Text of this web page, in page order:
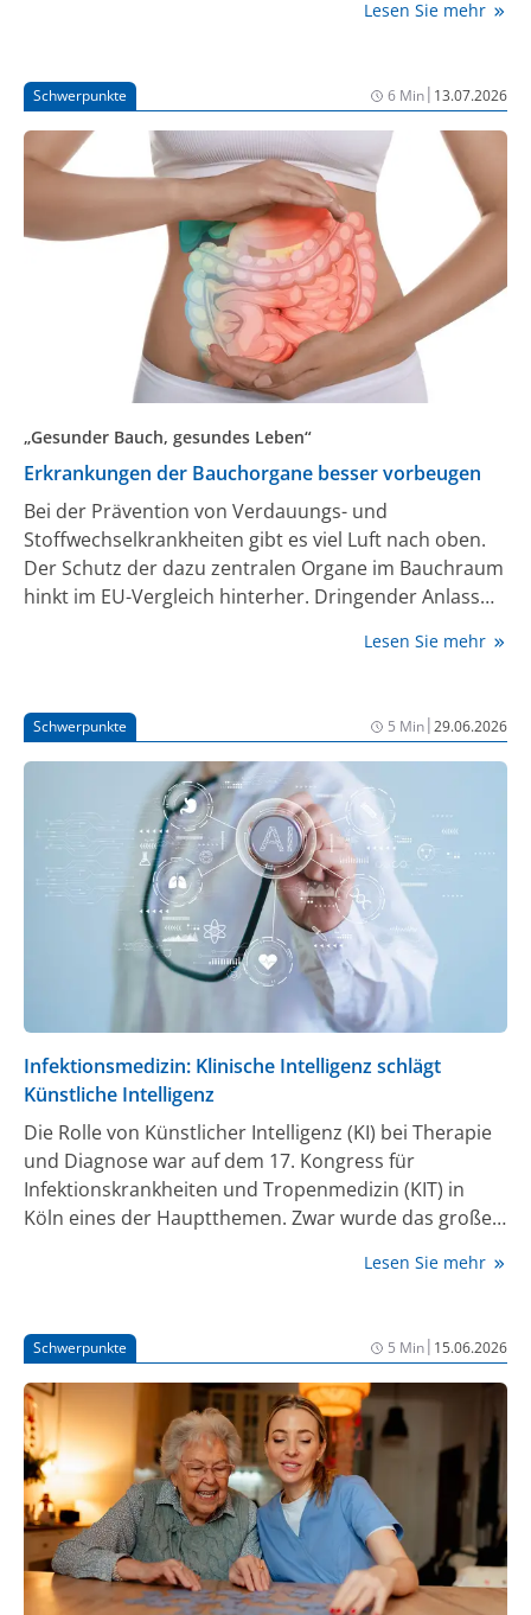
eingesetzt. Dadurch wächst die Zahl der täglich
für Wechselwirkungen, Nebenwirkungen und
Fehlanwendungen. Polypharmazie gehört deshalb zu
den zentralen Herausforderungen der Geriatrie.
Heute geht es allerdings nicht mehr nur darum,
Krankheiten optimal zu behandeln, sondern auch
darum, regelmäßig zu prüfen, welche Medikamente
den Patient:innen tatsächlich noch nutzen und
welche möglicherweise mehr schaden als nützen.
Lesen Sie mehr
Schwerpunkte 6 Min| 13.07.2026
„Gesunder Bauch, gesundes Leben“
Erkrankungen der Bauchorgane besser vorbeugen
Bei der Prävention von Verdauungs- und
Stoffwechselkrankheiten gibt es viel Luft nach oben.
Der Schutz der dazu zentralen Organe im Bauchraum
hinkt im EU-Vergleich hinterher. Dringender Anlass
Lesen Sie mehr
Schwerpunkte 5 Min|29.06.2026
Infektionsmedizin: Klinische Intelligenz schlägt
Künstliche Intelligenz
Die Rolle von Künstlicher Intelligenz (KI) bei Therapie
und Diagnose war auf dem 17. Kongress für
Infektionskrankheiten und Tropenmedizin (KIT) in
Köln eines der Hauptthemen. Zwar wurde das große
Wissenschaftler:innen mahnten auch vor den Folgen
Lesen Sie mehr
Schwerpunkte 5 Min| 15.06.2026